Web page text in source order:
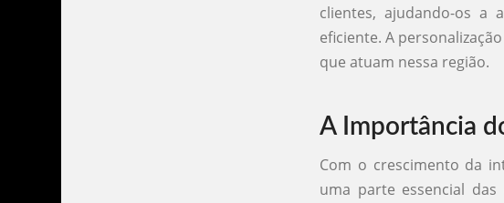
clientes, ajudando-os a
eficiente. A
que atuam nessa região.
A Importância
Com o crescimento da
uma parte essencial